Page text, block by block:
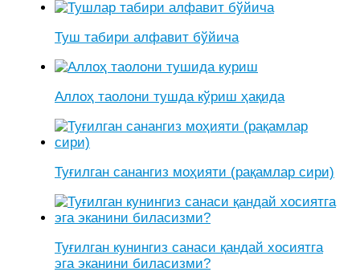
Туш табири алфавит бўйича
Аллоҳ таолони тушда кўриш ҳақида
Туғилган санангиз моҳияти (рақамлар сири)
Туғилган кунингиз санаси қандай хосиятга
эга эканини биласизми?